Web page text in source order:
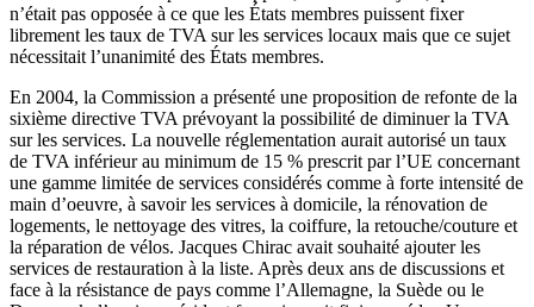
n’était pas opposée à ce que les États membres puissent fixer
librement les taux de TVA sur les services locaux mais que ce sujet
nécessitait l’unanimité des États membres.
En 2004, la Commission a présenté une proposition de refonte de la
sixième directive TVA prévoyant la possibilité de diminuer la TVA
sur les services. La nouvelle réglementation aurait autorisé un taux
de TVA inférieur au minimum de 15 % prescrit par l’UE concernant
une gamme limitée de services considérés comme à forte intensité de
main d’oeuvre, à savoir les services à domicile, la rénovation de
logements, le nettoyage des vitres, la coiffure, la retouche/couture et
la réparation de vélos. Jacques Chirac avait souhaité ajouter les
services de restauration à la liste. Après deux ans de discussions et
face à la résistance de pays comme l’Allemagne, la Suède ou le